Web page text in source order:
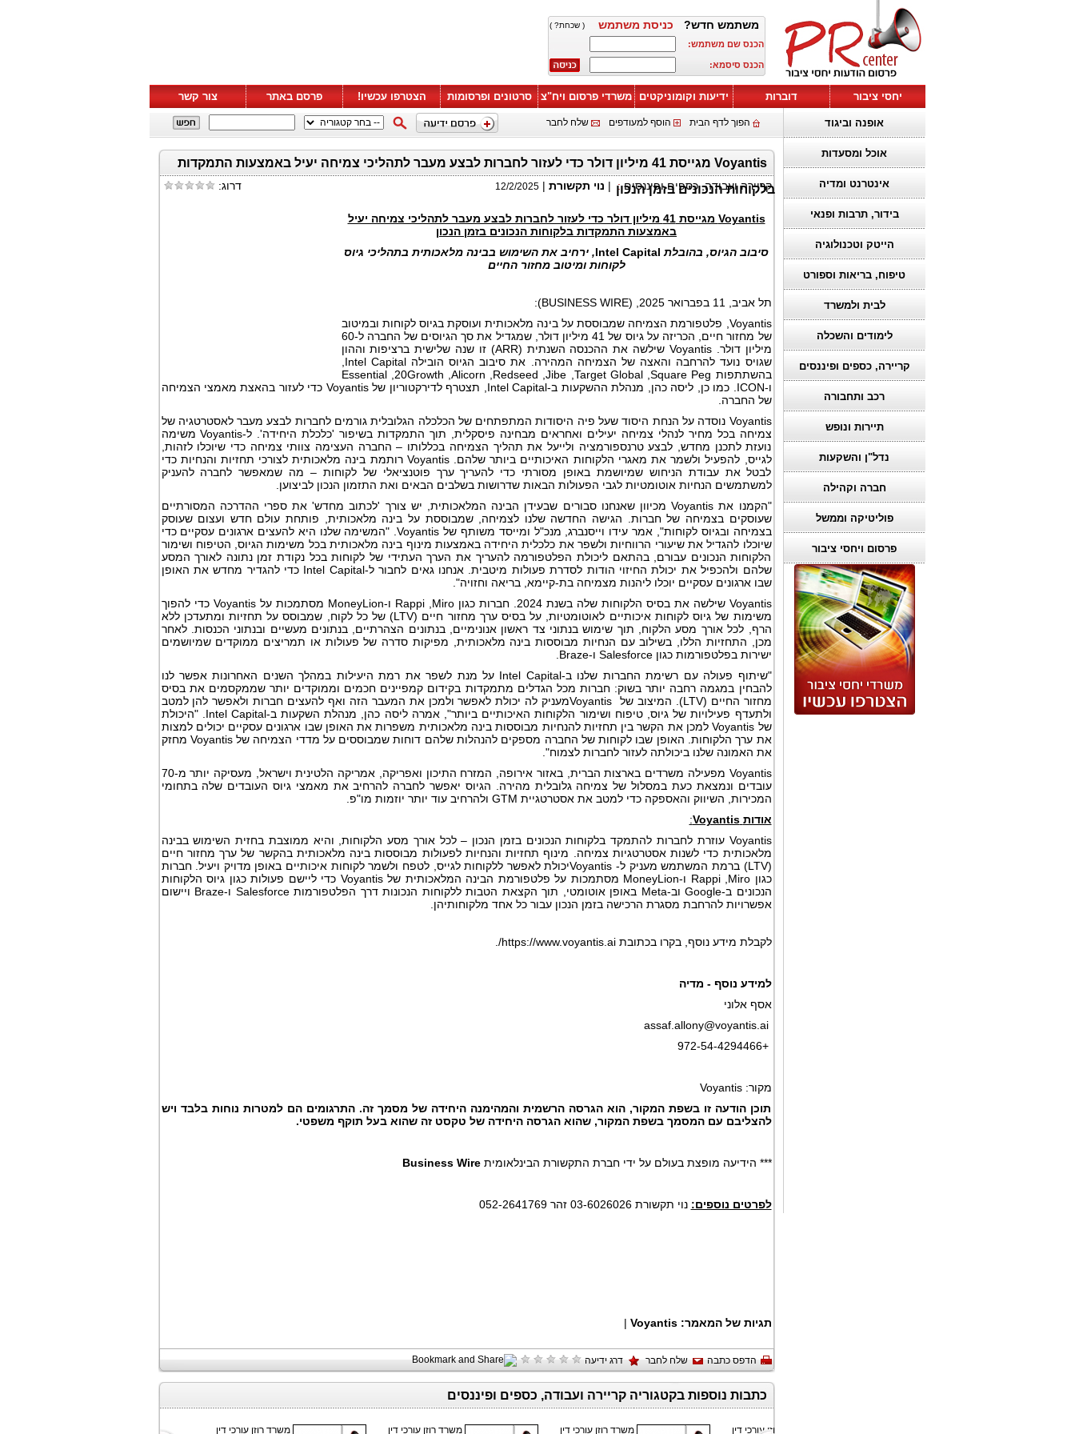
משתמש חדש? כניסת משתמש ( שכחת? )
הכנס שם משתמש:
הכנס סיסמא:
יחסי ציבור דוברות ידיעות וקומוניקטים משרדי פרסום ויח"צ סרטונים ופרסומות הצטרפו עכשיו! פרסם באתר צור קשר
אופנה וביגוד
אוכל ומסעדות
אינטרנט ומדיה
בידור, תרבות ופנאי
הייטק וטכנולוגיה
טיפוח, בריאות וספורט
לבית ולמשרד
לימודים והשכלה
קריירה, כספים ופיננסים
רכב ותחבורה
תיירות ונופש
נדל"ן והשקעות
חברה וקהילה
פוליטיקה וממשל
פרסום ויחסי ציבור
הפוך לדף הבית הוסף למעודפים שלח לחבר
Voyantis מגייסת 41 מיליון דולר כדי לעזור לחברות לבצע מעבר לתהליכי צמיחה יעיל באמצעות התמקדות
בלקוחות הנכונים בזמן הנכון
קריירה ועבודה, כספים ופיננסים:
| נוי תקשורת |
12/2/2025 דרוג:
Voyantis
מגייסת 41 מיליון דולר כדי לעזור לחברות לבצע מעבר לתהליכי צמיחה יעיל
באמצעות התמקדות בלקוחות הנכונים בזמן הנכון
סיבוב הגיוס, בהובלת Intel Capital, ירחיב את השימוש בבינה מלאכותית בתהליכי גיוס
לקוחות ומיטוב מחזור החיים
תל אביב, 11 בפברואר 2025, (BUSINESS WIRE):
Voyantis, פלטפורמת הצמיחה שמבוססת על בינה מלאכותית ועוסקת בגיוס לקוחות ובמיטוב
של מחזור חיים, הכריזה על גיוס של 41 מיליון דולר, שמגדיל את סך הגיוסים של החברה ל-60
מיליון דולר. Voyantis שילשה את ההכנסה השנתית (ARR) זו שנה שלישית ברציפות וההון
בהשתתפות Square Peg, ‏Target Global, ‏Jibe, ‏Redseed, ‏Alicorn, ‏20Growth, ‏Essential
ו-ICON. כמו כן, ליסה כהן, מנהלת ההשקעות ב-‏Intel Capital, תצטרף לדירקטוריון של Voyantis כדי לעזור בהאצת מאמצי הצמיחה
של החברה.
Voyantis נוסדה על הנחת היסוד שעל פיה היסודות המתפתחים של הכלכלה הגלובלית גורמים לחברות לבצע מעבר לאסטרטגיה של
צמיחה בכל מחיר לנהלי צמיחה יעילים ואחראים מבחינה פיסקלית, תוך התמקדות בשיפור 'כלכלת היחידה'. ל-Voyantis משימה
נועזת לתכנן מחדש, לבצע טרנספורמציה ולייעל את תהליך הצמיחה בכללותו – החברה העצימה צוותי צמיחה כדי שיוכלו לזהות,
לגייס, להפעיל ולשמר את מאגרי הלקוחות האיכותיים ביותר שלהם. Voyantis רותמת בינה מלאכותית לצורכי תחזיות והנחיות כדי
לבטל את עבודת הניחוש שמיושמת באופן מסורתי כדי להעריך ערך פוטנציאלי של לקוחות – מה שמאפשר לחברה להעניק
למשתמשים הנחיות אוטומטיות לגבי הפעולות הבאות שדרושות בשלבים הבאים ואת התזמון הנכון לביצוען.
"הקמנו את Voyantis מכיוון שאנחנו סבורים שבעידן הבינה המלאכותית, יש צורך 'לכתוב מחדש' את ספרי ההדרכה המסורתיים
שעוסקים בצמיחה של חברות. הגישה החדשה שלנו לצמיחה, שמבוססת על בינה מלאכותית, פותחת עולם חדש ועצום שעוסק
בצמיחה ובגיוס לקוחות", אמר עידו וייסנברג, מנכ"ל ומייסד משותף של Voyantis. "המשימה שלנו היא להעצים ארגונים עסקיים כדי
שיוכלו להגדיל את שיעורי הרווחיות ולשפר את כלכלית היחידה באמצעות מינוף בינה מלאכותית בכל משימות הגיוס, הטיפוח ושימור
הלקוחות הנכונים עבורם, בהתאם ליכולת הפלטפורמה להעריך את הערך העתידי של לקוחות בכל נקודת זמן נתונה לאורך המסע
שלהם ולהכפיל את יכולת החיזוי הודות לסדרת פעולות מיטבית. אנחנו גאים לחבור ל-Intel Capital כדי להגדיר מחדש את האופן
שבו ארגונים עסקיים יוכלו ליהנות מצמיחה בת-קיימא, בריאה וחזויה".
Voyantis שילשה את בסיס הלקוחות שלה בשנת 2024. חברות כגון Miro, ‏Rappi ו-MoneyLion מסתמכות על Voyantis כדי להפוך
משימות של גיוס לקוחות איכותיים לאוטומטיות, על בסיס ערך מחזור חיים (LTV) של כל לקוח, שמבוסס על תחזיות ומתעדכן ללא
הרף, לכל אורך מסע הלקוח, תוך שימוש בנתוני צד ראשון אנונימיים, בנתונים הצהרתיים, בנתונים מעשיים ובנתוני הכנסות. לאחר
מכן, התחזיות הללו, בשילוב עם הנחיות מבוססות בינה מלאכותית, מפיקות סדרה של פעולות או תמריצים ממוקדים שמיושמים
ישירות בפלטפורמות כגון Salesforce ו-Braze.
"שיתוף פעולה עם רשימת החברות שלנו ב-Intel Capital על מנת לשפר את רמת היעילות במהלך השנים האחרונות אפשר לנו
להבחין במגמה רחבה יותר בשוק: חברות מכל הגדלים מתמקדות בקידום קמפיינים חכמים וממוקדים יותר שממקסמים את בסיס
מחזור החיים (LTV). המיצוב של ‏ Voyantisמעניק לה יכולת לאפשר ולמכן את המעבר הזה ואף להעצים חברות ולאפשר להן למטב
ולתעדף פעילויות של גיוס, טיפוח ושימור הלקוחות האיכותיים ביותר", אמרה ליסה כהן, מנהלת השקעות ב-Intel Capital.‏ "היכולת
של Voyantis למכן את הקשר בין תחזיות להנחיות מבוססות בינה מלאכותית משפרות את האופן שבו ארגונים עסקיים יכולים למצות
את ערך הלקוחות. האופן שבו לקוחות של החברה מספקים להנהלות שלהם דוחות שמבוססים על מדדי הצמיחה של Voyantis מחזק
את האמונה שלנו ביכולתה לעזור לחברות לצמוח".
Voyantis מפעילה משרדים בארצות הברית, באזור אירופה, המזרח התיכון ואפריקה, אמריקה הלטינית וישראל, מעסיקה יותר מ-70
עובדים ונמצאת כעת במסלול של צמיחה גלובלית מהירה. הגיוס יאפשר לחברה להרחיב את מאמצי גיוס העובדים שלה בתחומי
המכירות, השיווק והאספקה כדי למטב את אסטרטגיית GTM ולהרחיב עוד יותר יוזמות מו"פ.
אודות Voyantis
:
Voyantis עוזרת לחברות להתמקד בלקוחות הנכונים בזמן הנכון – לכל אורך מסע הלקוחות, והיא ממוצבת בחזית השימוש בבינה
מלאכותית כדי לשנות אסטרטגיות צמיחה. מינוף תחזיות והנחיות לפעולות מבוססות בינה מלאכותית בהקשר של ערך מחזור חיים
(LTV) ברמת המשתמש מעניק ל- Voyantisיכולת לאפשר ללקוחות לגייס, לטפח ולשמר לקוחות איכותיים באופן מדויק ויעיל. חברות
כגון Miro, ‏Rappi ו-MoneyLion מסתמכות על פלטפורמת הבינה המלאכותית של Voyantis כדי ליישם פעולות כגון גיוס הלקוחות
הנכונים ב-Google וב-Meta באופן אוטומטי, תוך הקצאת הטבות ללקוחות הנכונות דרך הפלטפורמות Salesforce ו-Braze ויישום
אפשרויות להרחבת מסגרת הרכישה בזמן הנכון עבור כל אחד מלקוחותיהן.
לקבלת מידע נוסף, בקרו בכתובת https://www.voyantis.ai/.
למידע נוסף - מדיה
אסף אלוני
assaf.allony@voyantis.ai
‏+972-54-4294466
מקור: Voyantis
תוכן הודעה זו בשפת המקור, הוא הגרסה הרשמית והמהימנה היחידה של מסמך זה. התרגומים הם למטרות נוחות בלבד ויש
להצליבם עם המסמך בשפת המקור, שהוא הגרסה היחידה של טקסט זה שהוא בעל תוקף משפטי.
*** הידיעה מופצת בעולם על ידי חברת התקשורת הבינלאומיתBusiness Wire
לפרטים נוספים: נוי תקשורת 03-6026026 זהר 052-2641769
תגיות של המאמר: Voyantis
|
הדפס כתבה שלח לחבר דרג ידיעה
כתבות נוספות בקטגוריה קריירה ועבודה, כספים ופיננסים
משרד רוזן עורכי דין משרד רוזן עורכי דין משרד רוזן עורכי דין משרד רוזן עורכי דין